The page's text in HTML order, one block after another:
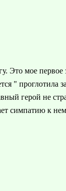
Это мое
"
герой не
симпатию к